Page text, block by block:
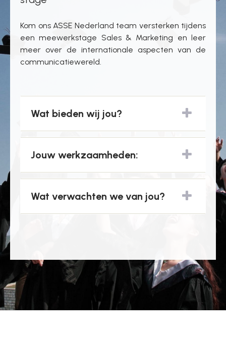
Kom ons ASSE Nederland team versterken tijdens
een meewerkstage Sales & Marketing en leer
meer over de internationale aspecten van de
communicatiewereld.
Wat bieden wij jou?
Jouw werkzaamheden:
Wat verwachten we van jou?